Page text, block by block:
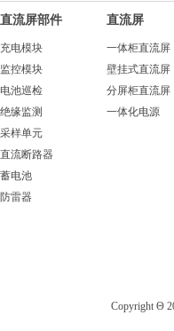
直流屏部件
充电模块
监控模块
电池巡检
绝缘监测
采样单元
直流断路器
蓄电池
防雷器
直流屏
一体柜直流屏
壁挂式直流屏
分屏柜直流屏
一体化电源
Copyright Θ